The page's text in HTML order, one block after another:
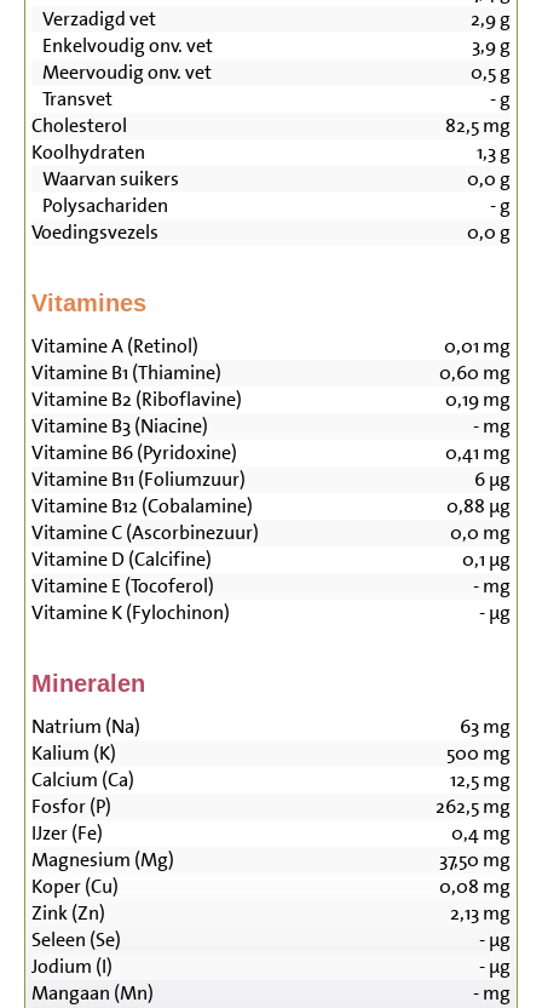
Verzadigd vet
2,9g
Enkelvoudig onv. vet
3,9g
Meervoudig onv. vet
0,5g
Transvet
-g
Cholesterol
82,5mg
Koolhydraten
1,3g
Waarvan suikers
0,0 g
Polysachariden
-g
Voedingsvezels
0,0 g
Vitamines
Vitamine A (Retinol) 0,01 mg
Vitamine B1 (Thiamine)
0,60 mg
Vitamine B2 (Riboflavine)
0,19mg
Vitamine B3 (Niacine)
-mg
Vitamine B6 (Pyridoxine)
0,41 mg
Vitamine B11 (Foliumzuur)
6µg
Vitamine B12 (Cobalamine)
0,88 µg
Vitamine C (Ascorbinezuur)
0,0 mg
Vitamine D (Calcifine)
0,1 µg
Vitamine E (Tocoferol)
-mg
Vitamine K (Fylochinon)
-µg
Mineralen
Natrium (Na) 63mg
Kalium (K)
500 mg
Calcium (Ca)
12,5mg
Fosfor (P)
262,5mg
IJzer (Fe)
0,4mg
Magnesium (Mg)
37,50 mg
Koper (Cu)
0,08 mg
Zink (Zn)
2,13mg
Seleen (Se)
-µg
Jodium (I)
-µg
Mangaan (Mn)
-mg